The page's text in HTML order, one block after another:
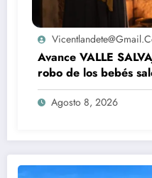
Avance VALLE
robo de los bebés
Agosto 8, 2026